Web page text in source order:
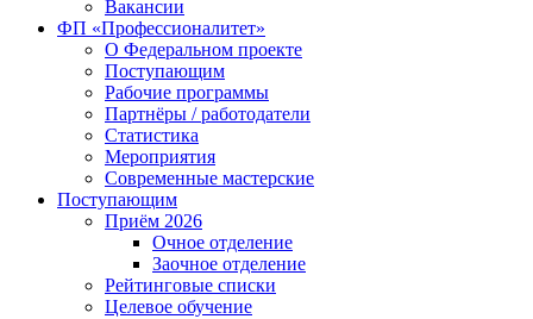
Вакансии
ФП «Профессионалитет»
О Федеральном проекте
Поступающим
Рабочие программы
Партнёры / работодатели
Статистика
Мероприятия
Современные мастерские
Поступающим
Приём 2026
Очное отделение
Заочное отделение
Рейтинговые списки
Целевое обучение